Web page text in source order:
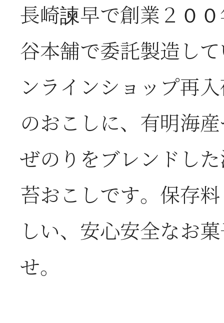
2026年06月05日
2026年06月03日
2026年05月23日
長崎諫早で創業２０
谷本舗で委託製造し
ンラインショップ再
のおこしに、有明海
ぜのりをブレンドし
苔おこしです。保存
しい、安心安全なお
せ。